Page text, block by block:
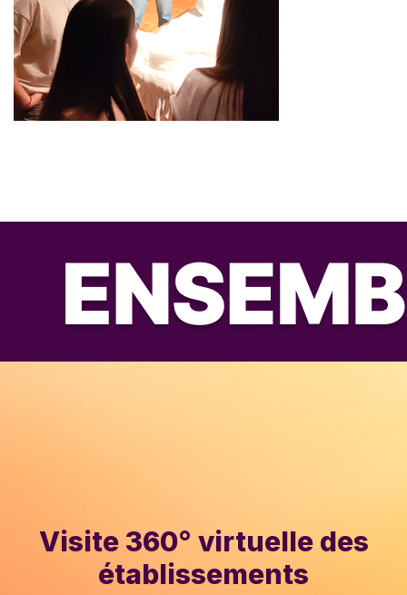
Visite 360° virtuelle des
établissements